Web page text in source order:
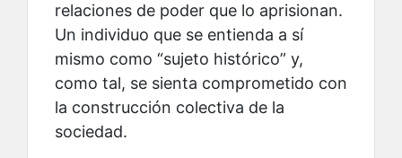
relaciones de poder que lo aprisionan.
Un individuo que se entienda a sí
mismo como “sujeto histórico” y,
como tal, se sienta comprometido con
la construcción colectiva de la
sociedad.